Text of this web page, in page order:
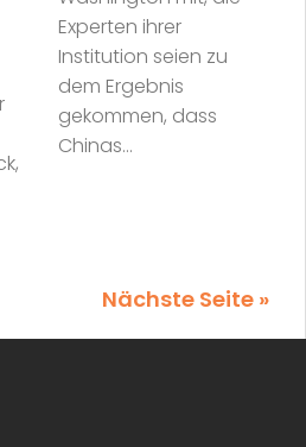
Experten ihrer
Institution seien zu
dem Ergebnis
gekommen, dass
Chinas...
Nächste Seite »